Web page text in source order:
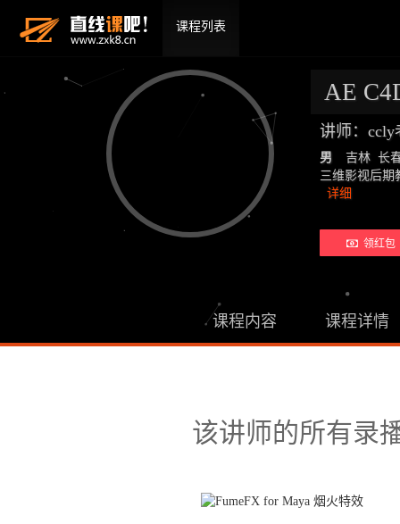
课程列表
AE
讲师：ccly
男
吉林 长
三维影视后期
详细
领红包
课程内容 课程详情
该讲师的所有录